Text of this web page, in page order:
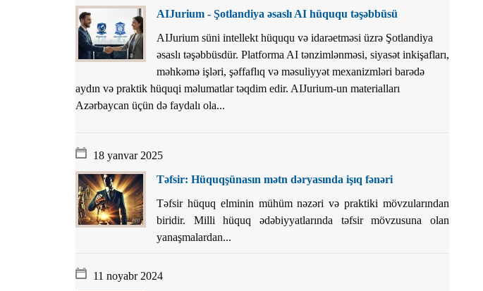
Planlar
Protokollar
Qaydalar
Vəsatətlər
AIJurium - Şotlandiya əsaslı AI hüququ təşəbbüsü
AIJurium süni intellekt hüququ və idarəetməsi üzrə Şotlandiya
əsaslı təşəbbüsdür. Platforma AI tənzimlənməsi, siyasət inkişafları,
məhkəmə işləri, şəffaflıq və məsuliyyət mexanizmləri barədə
aydın və praktik hüquqi məlumatlar təqdim edir. AIJurium-un materialları
Azərbaycan üçün də faydalı ola...
18 yanvar 2025
Təfsir: Hüquqşünasın mətn dəryasında işıq fənəri
Təfsir hüquq elminin mühüm nəzəri və praktiki mövzularından
biridir. Milli hüquq ədəbiyyatlarında təfsir mövzusuna olan
yanaşmalardan...
11 noyabr 2024